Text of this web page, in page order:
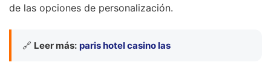
de las opciones de personalización.
🔗 Leer más: paris hotel casino las